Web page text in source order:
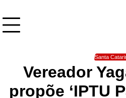
Santa
Vereador
propõe ‘IPTU